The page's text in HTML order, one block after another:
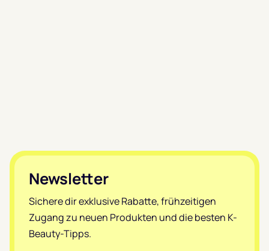
Footer
Newsletter
Sichere dir exklusive Rabatte, frühzeitigen
Zugang zu neuen Produkten und die besten K-
Beauty-Tipps.